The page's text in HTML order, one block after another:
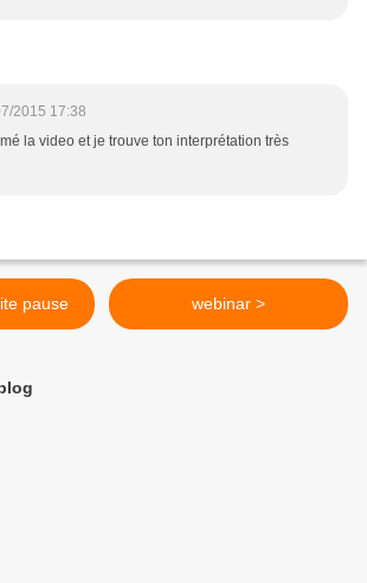
2015 17:38
la video et je trouve ton interprétation très
pause webinar >